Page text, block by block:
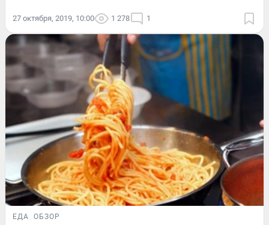
27 октября, 2019, 10:00 1 278 1
ЕДА ОБЗОР